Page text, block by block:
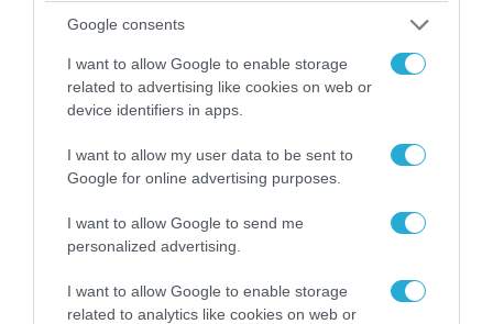
Google consents
I want to allow Google to enable storage
related to advertising like cookies on web or
device identifiers in apps.
I want to allow my user data to be sent to
Google for online advertising purposes.
I want to allow Google to send me
personalized advertising.
I want to allow Google to enable storage
related to analytics like cookies on web or
«Επιχείρηση ελεύθερα πεζοδρόμια» στην
Αθήνα: Απομακρύνθηκαν παράνομα
αντικείμενα από κοινόχρηστους χώρους